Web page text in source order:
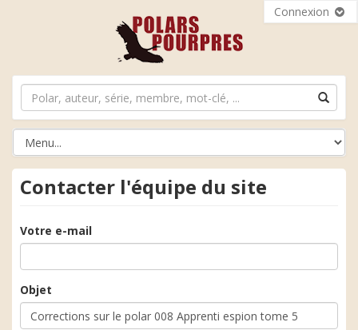
Connexion
Contacter l'équipe du site
Votre e-mail
Objet